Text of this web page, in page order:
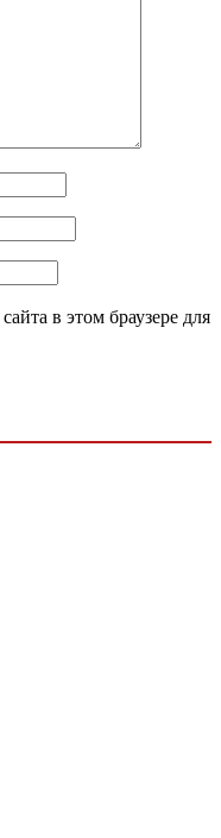
в этом браузере для